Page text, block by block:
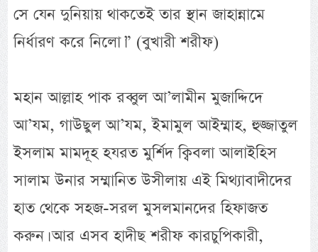
সে যেন দুনিয়ায় থাকতেই তার স্থান জাহান্নামে
নির্ধারণ করে নিলো।” (বুখারী শরীফ)
মহান আল্লাহ পাক রব্বুল আ’লামীন মুজাদ্দিদে
আ’যম, গাউছুল আ’যম, ইমামুল আইম্মাহ, হুজ্জাতুল
ইসলাম মামদূহ হযরত মুর্শিদ ক্বিবলা আলাইহিস
সালাম উনার সম্মানিত উসীলায় এই মিথ্যাবাদীদের
হাত থেকে সহজ-সরল মুসলমানদের হিফাজত
করুন। আর এসব হাদীছ শরীফ কারচুপিকারী,